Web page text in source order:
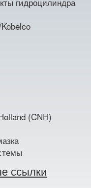
(CNH)
ссылки